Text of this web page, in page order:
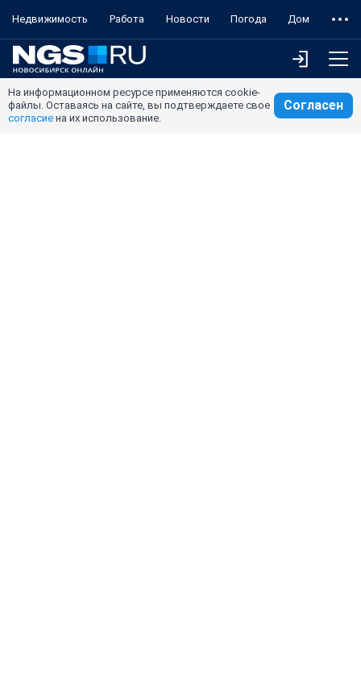
Недвижимость Работа Новости Погода Дом
На информационном ресурсе применяются cookie-
файлы. Оставаясь на сайте, вы подтверждаете свое
согласие на их использование.
Согласен